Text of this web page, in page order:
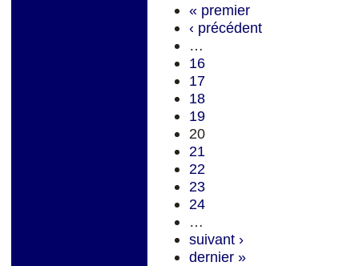
« premier
‹ précédent
…
16
17
18
19
20
21
22
23
24
…
suivant ›
dernier »